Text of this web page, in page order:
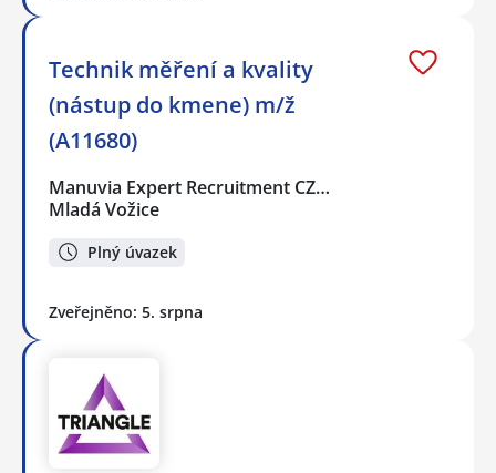
Technik měření a kvality
(nástup do kmene) m/ž
(A11680)
Manuvia Expert Recruitment CZ…
Mladá Vožice
Plný úvazek
Zveřejněno: 5. srpna